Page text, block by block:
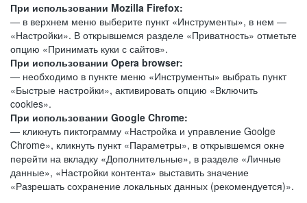
При использовании Mozilla Firefox:
— в верхнем меню выберите пункт «Инструменты», в нем —
«Настройки». В открывшемся разделе «Приватность» отметьте
опцию «Принимать куки с сайтов».
При использовании Opera browser:
— необходимо в пункте меню «Инструменты» выбрать пункт
«Быстрые настройки», активировать опцию «Включить
cookies».
При использовании Google Chrome:
— кликнуть пиктограмму «Настройка и управление Goolge
Chrome», кликнуть пункт «Параметры», в открывшемся окне
перейти на вкладку «Дополнительные», в разделе «Личные
данные», «Настройки контента» выставить значение
«Разрешать сохранение локальных данных (рекомендуется)».